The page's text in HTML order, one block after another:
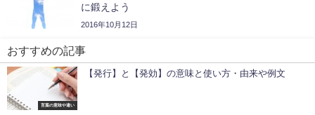
に鍛えよう
2016年10月12日
おすすめの記事
言葉の意味や違い
【発行】と【発効】の意味と使い方・由来や例文